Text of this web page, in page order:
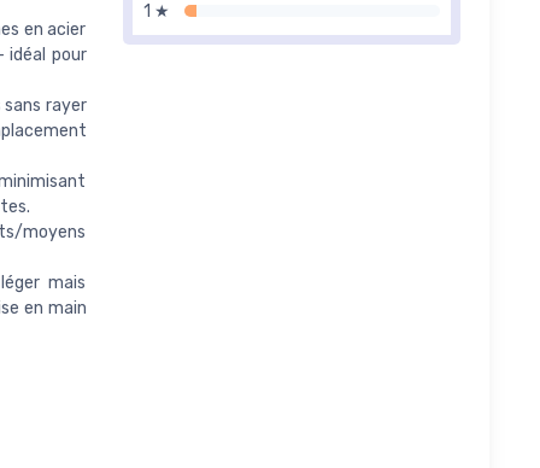
1 ★
en acier
idéal pour
rayer
moyens
mais
en main